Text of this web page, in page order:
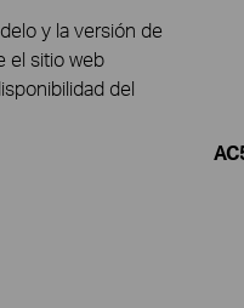
y la versión de
el sitio web
del